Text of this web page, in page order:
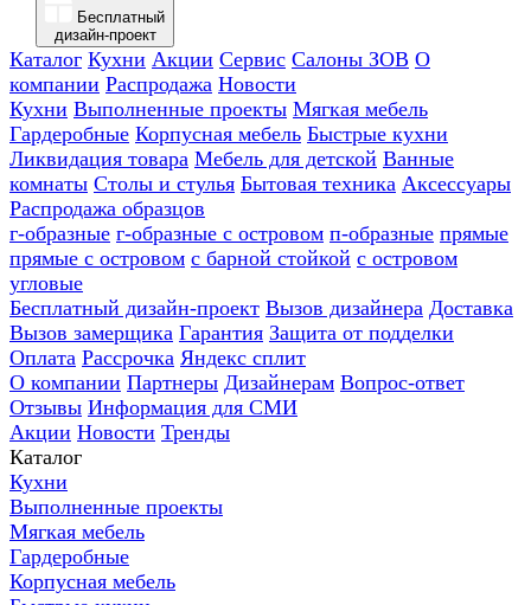
Бесплатный
дизайн-проект
Каталог Кухни Акции Сервис Салоны ЗОВ О
компании Распродажа Новости
Кухни Выполненные проекты Мягкая мебель
Гардеробные Корпусная мебель Быстрые кухни
Ликвидация товара Мебель для детской Ванные
комнаты Столы и стулья Бытовая техника Аксессуары
Распродажа образцов
г-образные г-образные с островом п-образные прямые
прямые с островом с барной стойкой с островом
угловые
Бесплатный дизайн-проект Вызов дизайнера Доставка
Вызов замерщика Гарантия Защита от подделки
Оплата Рассрочка Яндекс сплит
О компании Партнеры Дизайнерам Вопрос-ответ
Отзывы Информация для СМИ
Акции Новости Тренды
Каталог
Кухни
Выполненные проекты
Мягкая мебель
Гардеробные
Корпусная мебель